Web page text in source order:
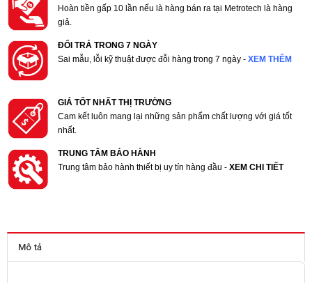
Hoàn tiền gấp 10 lần nếu là hàng bán ra tại Metrotech là hàng
giả.
ĐỔI TRẢ TRONG 7 NGÀY
Sai mẫu, lỗi kỹ thuật được đỗi hàng trong 7 ngày - XEM THÊM
GIÁ TỐT NHẤT THỊ TRƯỜNG
Cam kết luôn mang lại những sản phẩm chất lượng với giá tốt
nhất.
TRUNG TÂM BẢO HÀNH
Trung tâm bảo hành thiết bị uy tín hàng đầu -XEM CHI TIẾT
Mô tả